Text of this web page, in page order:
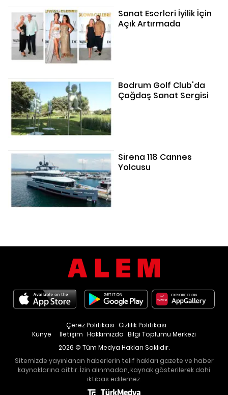
Sanat Eserleri İyilik İçin
Açık Artırmada
Bodrum Golf Club'da
Çağdaş Sanat Sergisi
Sirena 118 Cannes
Yolcusu
Künye İletişim Hakkımızda Bilgi Toplumu Merkezi
Çerez Politikası Gizlilik Politikası
2026 © Tüm Medya Hakları Saklıdır.
Sitemizde yayınlanan haberlerin telif hakları gazete ve haber
kaynaklarına aittir. İzin alınmadan, kaynak gösterilerek dahi
iktibas edilemez.